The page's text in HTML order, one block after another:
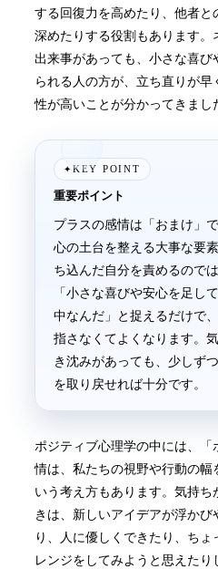
する回復力を高めたり、他者と
深めたりする役割もあります。
出来事があっても、小さな喜び
られる人の方が、立ち直りが早
性が高いことが分かってきまし
✦KEY POINT
重要ポイント
プラスの感情は「おまけ」で
心の土台を整える大事な要
ち込んだ自分を責めるのでは
「小さな喜びや安心を足し
中なんだ」と捉えるだけで
指さなくてよくなります。
き沈みがあっても、少しず
を取り戻せれば十分です。
ポジティブ心理学の中には、「
情は、私たちの視野や行動の幅
いう考え方もあります。気持ち
きは、新しいアイデアが浮かび
り、人に優しくできたり、ちょ
レンジをしてみようと思えたり